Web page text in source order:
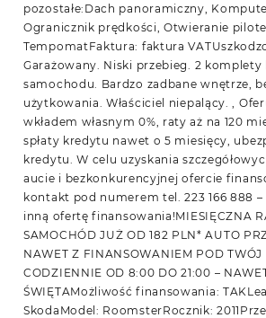
pozostałe:Dach panoramiczny,
Ogranicznik prędkości, Otwieranie
TempomatFaktura: faktura
Garażowany. Niski przebieg. 2 komplety
samochodu. Bardzo zadbane wnętrze,
użytkowania. Właściciel niepalący. ,
wkładem własnym 0%, raty aż na 120
spłaty kredytu nawet o 5 miesięcy,
kredytu. W celu uzyskania
aucie i bezkonkurencyjnej ofercie
kontakt pod numerem tel. 223 166 888
inną ofertę finansowania!MIESIĘCZNA
SAMOCHÓD JUŻ OD 182 PLN* AUTO
NAWET Z FINANSOWANIEM POD TWÓJ
CODZIENNIE OD 8:00 DO 21:00 –
ŚWIĘTAMożliwość finansowania:
SkodaModel: RoomsterRocznik: